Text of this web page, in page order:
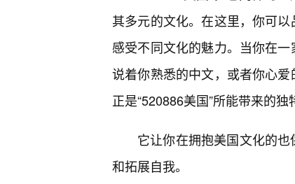
其多元的文化。在这里，你可
感受不同文化的魅力。当你在
说着你熟悉的中文，或者你心爱
正是“520886美国”所能带来的独
它让你在拥抱美国文化的
和拓展自我。